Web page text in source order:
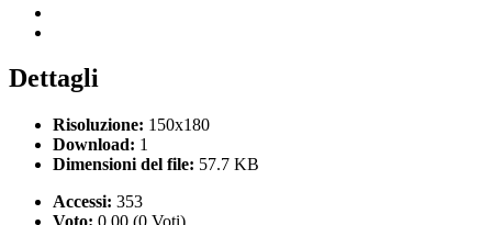
Dettagli
Risoluzione: 150x180
Download: 1
Dimensioni del file: 57.7 KB
Accessi: 353